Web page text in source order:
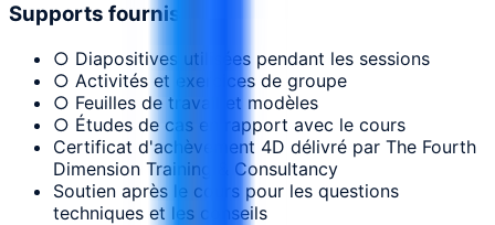
Supports fournis
○ Diapositives utilisées pendant les sessions
○ Activités et exercices de groupe
○ Feuilles de travail et modèles
○ Études de cas en rapport avec le cours
Certificat d'achèvement 4D délivré par The Fourth
Dimension Training & Consultancy
Soutien après le cours pour les questions
techniques et les conseils